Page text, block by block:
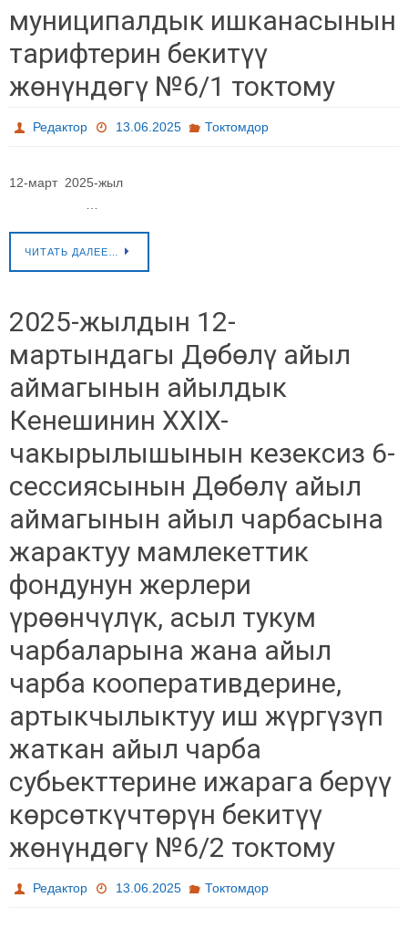
муниципалдык ишканасынын
тарифтерин бекитүү
жөнүндөгү №6/1 токтому
Редактор 13.06.2025 Токтомдор
12-март 2025-жыл
…
ЧИТАТЬ ДАЛЕЕ…
2025-жылдын 12-
мартындагы Дөбөлү айыл
аймагынын айылдык
Кенешинин XXIX-
чакырылышынын кезексиз 6-
сессиясынын Дөбөлү айыл
аймагынын айыл чарбасына
жарактуу мамлекеттик
фондунун жерлери
үрөөнчүлүк, асыл тукум
чарбаларына жана айыл
чарба кооперативдерине,
артыкчылыктуу иш жүргүзүп
жаткан айыл чарба
субьекттерине ижарага берүү
көрсөткүчтөрүн бекитүү
жөнүндөгү №6/2 токтому
Редактор 13.06.2025 Токтомдор